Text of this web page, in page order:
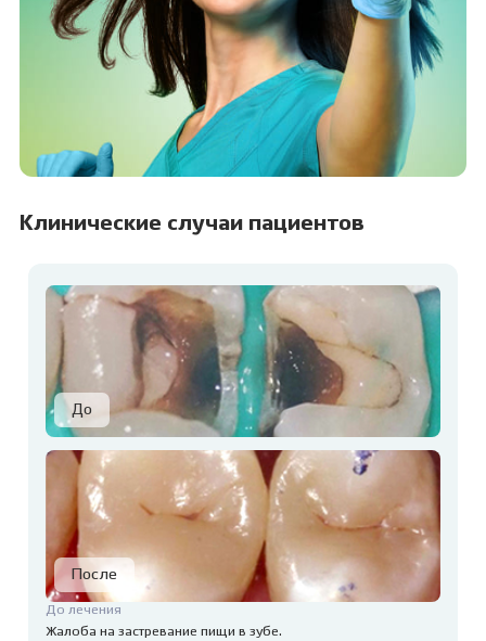
Клинические случаи пациентов
До лечения
Жалоба на застревание пищи в зубе.